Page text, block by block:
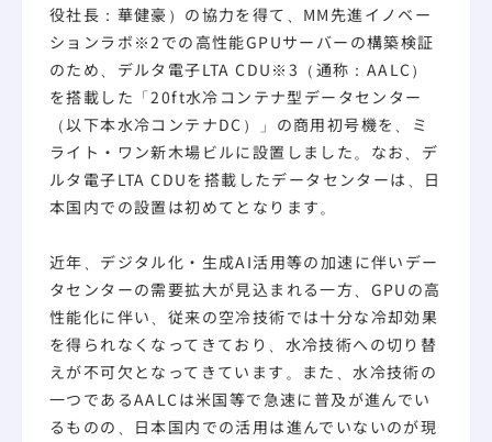
役社長：華健豪）の協力を得て、MM先進イノベー
ションラボ ※2 での高性能GPUサーバーの構築検証
のため、デルタ電子LTA CDU ※3 （通称：AALC）
を搭載した「20ft水冷コンテナ型データセンター
（以下本水冷コンテナDC）」の商用初号機を、ミ
ライト・ワン新木場ビルに設置しました。なお、デ
ルタ電子LTA CDUを搭載したデータセンターは、日
本国内での設置は初めてとなります。
近年、デジタル化・生成AI活用等の加速に伴いデー
タセンターの需要拡大が見込まれる一方、GPUの高
性能化に伴い、従来の空冷技術では十分な冷却効果
を得られなくなってきており、水冷技術への切り替
えが不可欠となってきています。また、水冷技術の
一つであるAALCは米国等で急速に普及が進んでい
るものの、日本国内での活用は進んでいないのが現